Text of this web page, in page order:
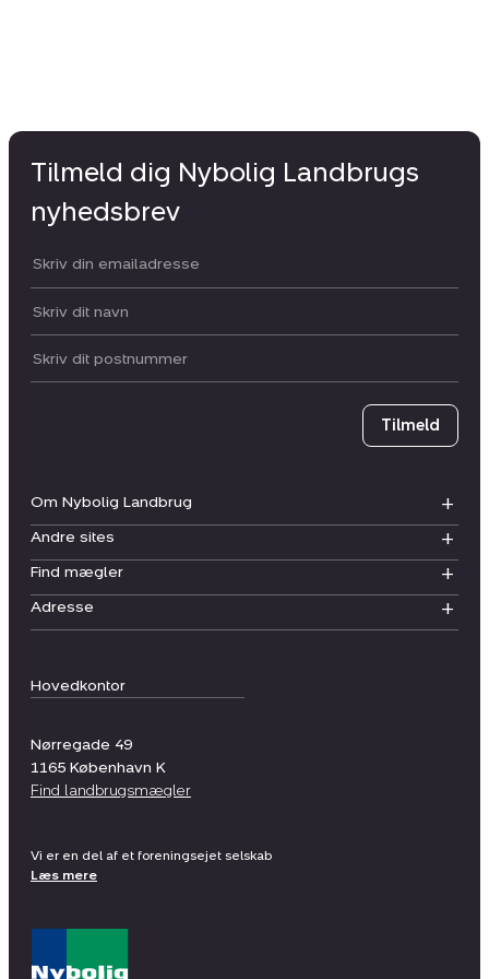
Hovedkontor
Nørregade 49
1165 København K
Find landbrugsmægler
Om Nybolig Landbrug
Andre sites
Find mægler
Adresse
Tilmeld dig Nybolig Landbrugs
nyhedsbrev
Din email:
Dit navn:
Postnummer
Tilmeld
Vi er en del af et foreningsejet selskab
Læs mere